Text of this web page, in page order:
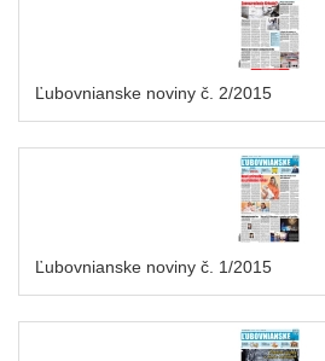
Ľubovnianske noviny č. 2/2015
Ľubovnianske noviny č. 1/2015